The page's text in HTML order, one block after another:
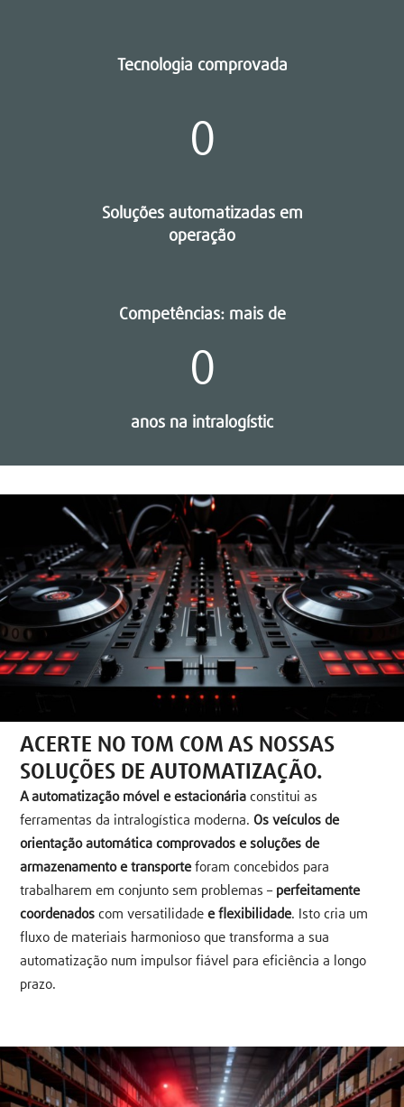
Tecnologia comprovada
0
Soluções automatizadas em
operação
Competências: mais de
0
anos na intralogístic
ACERTE NO TOM COM AS NOSSAS
SOLUÇÕES DE AUTOMATIZAÇÃO.
A automatização móvel e estacionária constitui as
ferramentas da intralogística moderna.Os veículos de
orientação automática comprovados e soluções de
armazenamento e transporteforam concebidos para
trabalharem em conjunto sem problemas – perfeitamente
coordenados com versatilidadee flexibilidade. Isto cria um
fluxo de materiais harmonioso que transforma a sua
automatização num impulsor fiável para eficiência a longo
prazo.